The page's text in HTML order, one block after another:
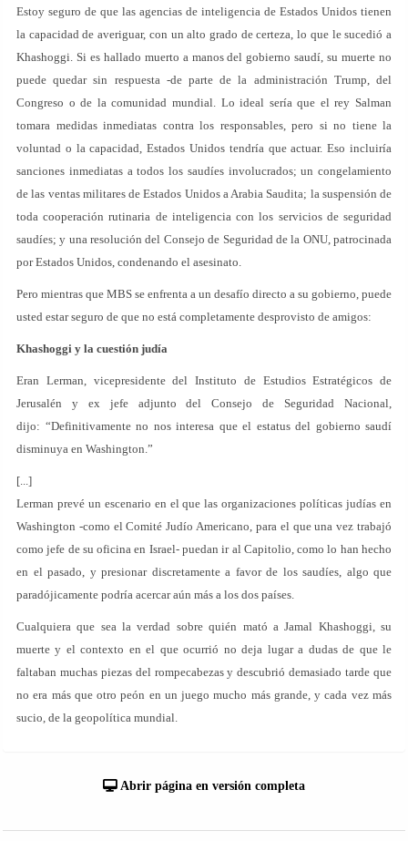
Estoy seguro de que las agencias de inteligencia de Estados Unidos tienen
la capacidad de averiguar, con un alto grado de certeza, lo que le sucedió a
Khashoggi. Si es hallado muerto a manos del gobierno saudí, su muerte no
puede quedar sin respuesta -de parte de la administración Trump, del
Congreso o de la comunidad mundial. Lo ideal sería que el rey Salman
tomara medidas inmediatas contra los responsables, pero si no tiene la
voluntad o la capacidad, Estados Unidos tendría que actuar. Eso incluiría
sanciones inmediatas a todos los saudíes involucrados; un congelamiento
de las ventas militares de Estados Unidos a Arabia Saudita; la suspensión de
toda cooperación rutinaria de inteligencia con los servicios de seguridad
saudíes; y una resolución del Consejo de Seguridad de la ONU, patrocinada
por Estados Unidos, condenando el asesinato.
Pero mientras que MBS se enfrenta a un desafío directo a su gobierno, puede
usted estar seguro de que no está completamente desprovisto de amigos:
Khashoggi y la cuestión judía
Eran Lerman, vicepresidente del Instituto de Estudios Estratégicos de
Jerusalén y ex jefe adjunto del Consejo de Seguridad Nacional,
dijo: “Definitivamente no nos interesa que el estatus del gobierno saudí
disminuya en Washington.”
[...]
Lerman prevé un escenario en el que las organizaciones políticas judías en
Washington -como el Comité Judío Americano, para el que una vez trabajó
como jefe de su oficina en Israel- puedan ir al Capitolio, como lo han hecho
en el pasado, y presionar discretamente a favor de los saudíes, algo que
paradójicamente podría acercar aún más a los dos países.
Cualquiera que sea la verdad sobre quién mató a Jamal Khashoggi, su
muerte y el contexto en el que ocurrió no deja lugar a dudas de que le
faltaban muchas piezas del rompecabezas y descubrió demasiado tarde que
no era más que otro peón en un juego mucho más grande, y cada vez más
sucio, de la geopolítica mundial.
Abrir página en versión completa